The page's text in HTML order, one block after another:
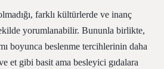
farklı kültürlerde ve inanç
yorumlanabilir. Bununla birlikte,
boyunca beslenme tercihlerinin daha
et gibi basit ama besleyici gıdalara